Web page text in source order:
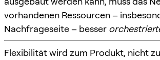
vorhandenen Ressourcen –
Nachfrageseite – besser
Flexibilität wird zum Produkt, nicht